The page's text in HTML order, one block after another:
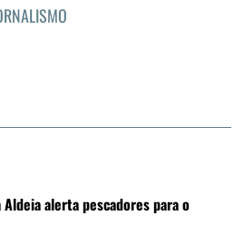
alerta pescadores para o